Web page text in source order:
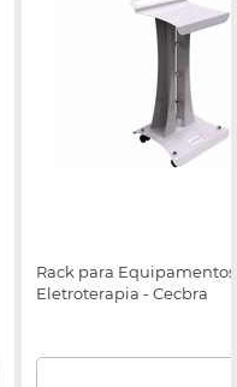
Rack para
Eletroterapia - Cecbra